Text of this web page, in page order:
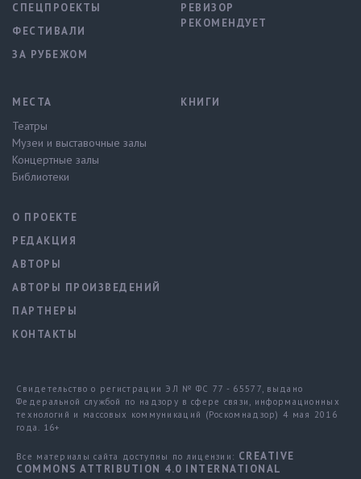
СПЕЦПРОЕКТЫ
ФЕСТИВАЛИ
ЗА РУБЕЖОМ
РЕВИЗОР
РЕКОМЕНДУЕТ
МЕСТА
Театры
Музеи и выставочные залы
Концертные залы
Библиотеки
КНИГИ
О ПРОЕКТЕ
РЕДАКЦИЯ
АВТОРЫ
АВТОРЫ ПРОИЗВЕДЕНИЙ
ПАРТНЕРЫ
КОНТАКТЫ
Свидетельство о регистрации ЭЛ № ФС 77 - 65577, выдано
Федеральной службой по надзору в сфере связи, информационных
технологий и массовых коммуникаций (Роскомнадзор) 4 мая 2016
года. 16+
Все материалы сайта доступны по лицензии: CREATIVE
COMMONS ATTRIBUTION 4.0 INTERNATIONAL